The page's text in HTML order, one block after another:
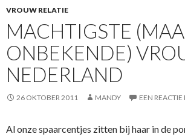
VROUW RELATIE
MACHTIGSTE
ONBEKENDE)
NEDERLAND
26 OKTOBER 2011 MANDY EEN REACTIE
Al onze spaarcentjes zitten bij haar in de